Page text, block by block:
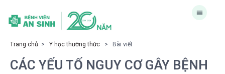
Trang chủ > Y học thường thức > Bài viết
CÁC YẾU TỐ NGUY CƠ GÂY BỆNH